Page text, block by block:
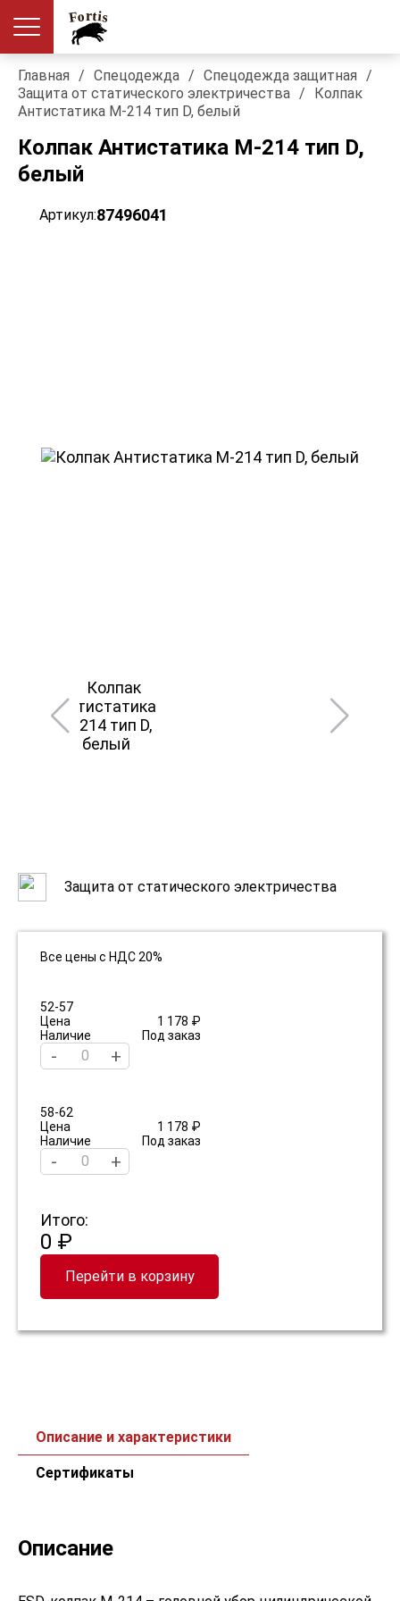
Главная / Спецодежда / Спецодежда защитная /
Защита от статического электричества /
Колпак
Антистатика М-214 тип D, белый
Колпак Антистатика М-214 тип D,
белый
Артикул:87496041
Защита от статического электричества
Все цены с НДС 20%
52-57
Цена
1 178 ₽
Наличие
Под заказ
- +
58-62
Цена
1 178 ₽
Наличие
Под заказ
- +
Итого:
0 ₽
Перейти в корзину
Описание и характеристики
Сертификаты
Описание